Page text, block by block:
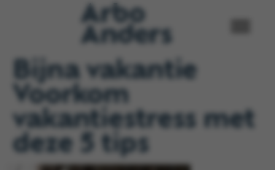
Bijna vakantie
Voorkom
vakantiestress met
deze 5 tips